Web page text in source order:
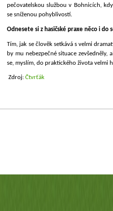
pečovatelskou službou v Bohnicích,
se sníženou pohyblivostí.
Odnesete si z hasičské praxe něco i do
Tím, jak se člověk setkává s velmi
by mu nebezpečné situace
se, myslím, do praktického života velmi
Zdroj:Čtvrťák